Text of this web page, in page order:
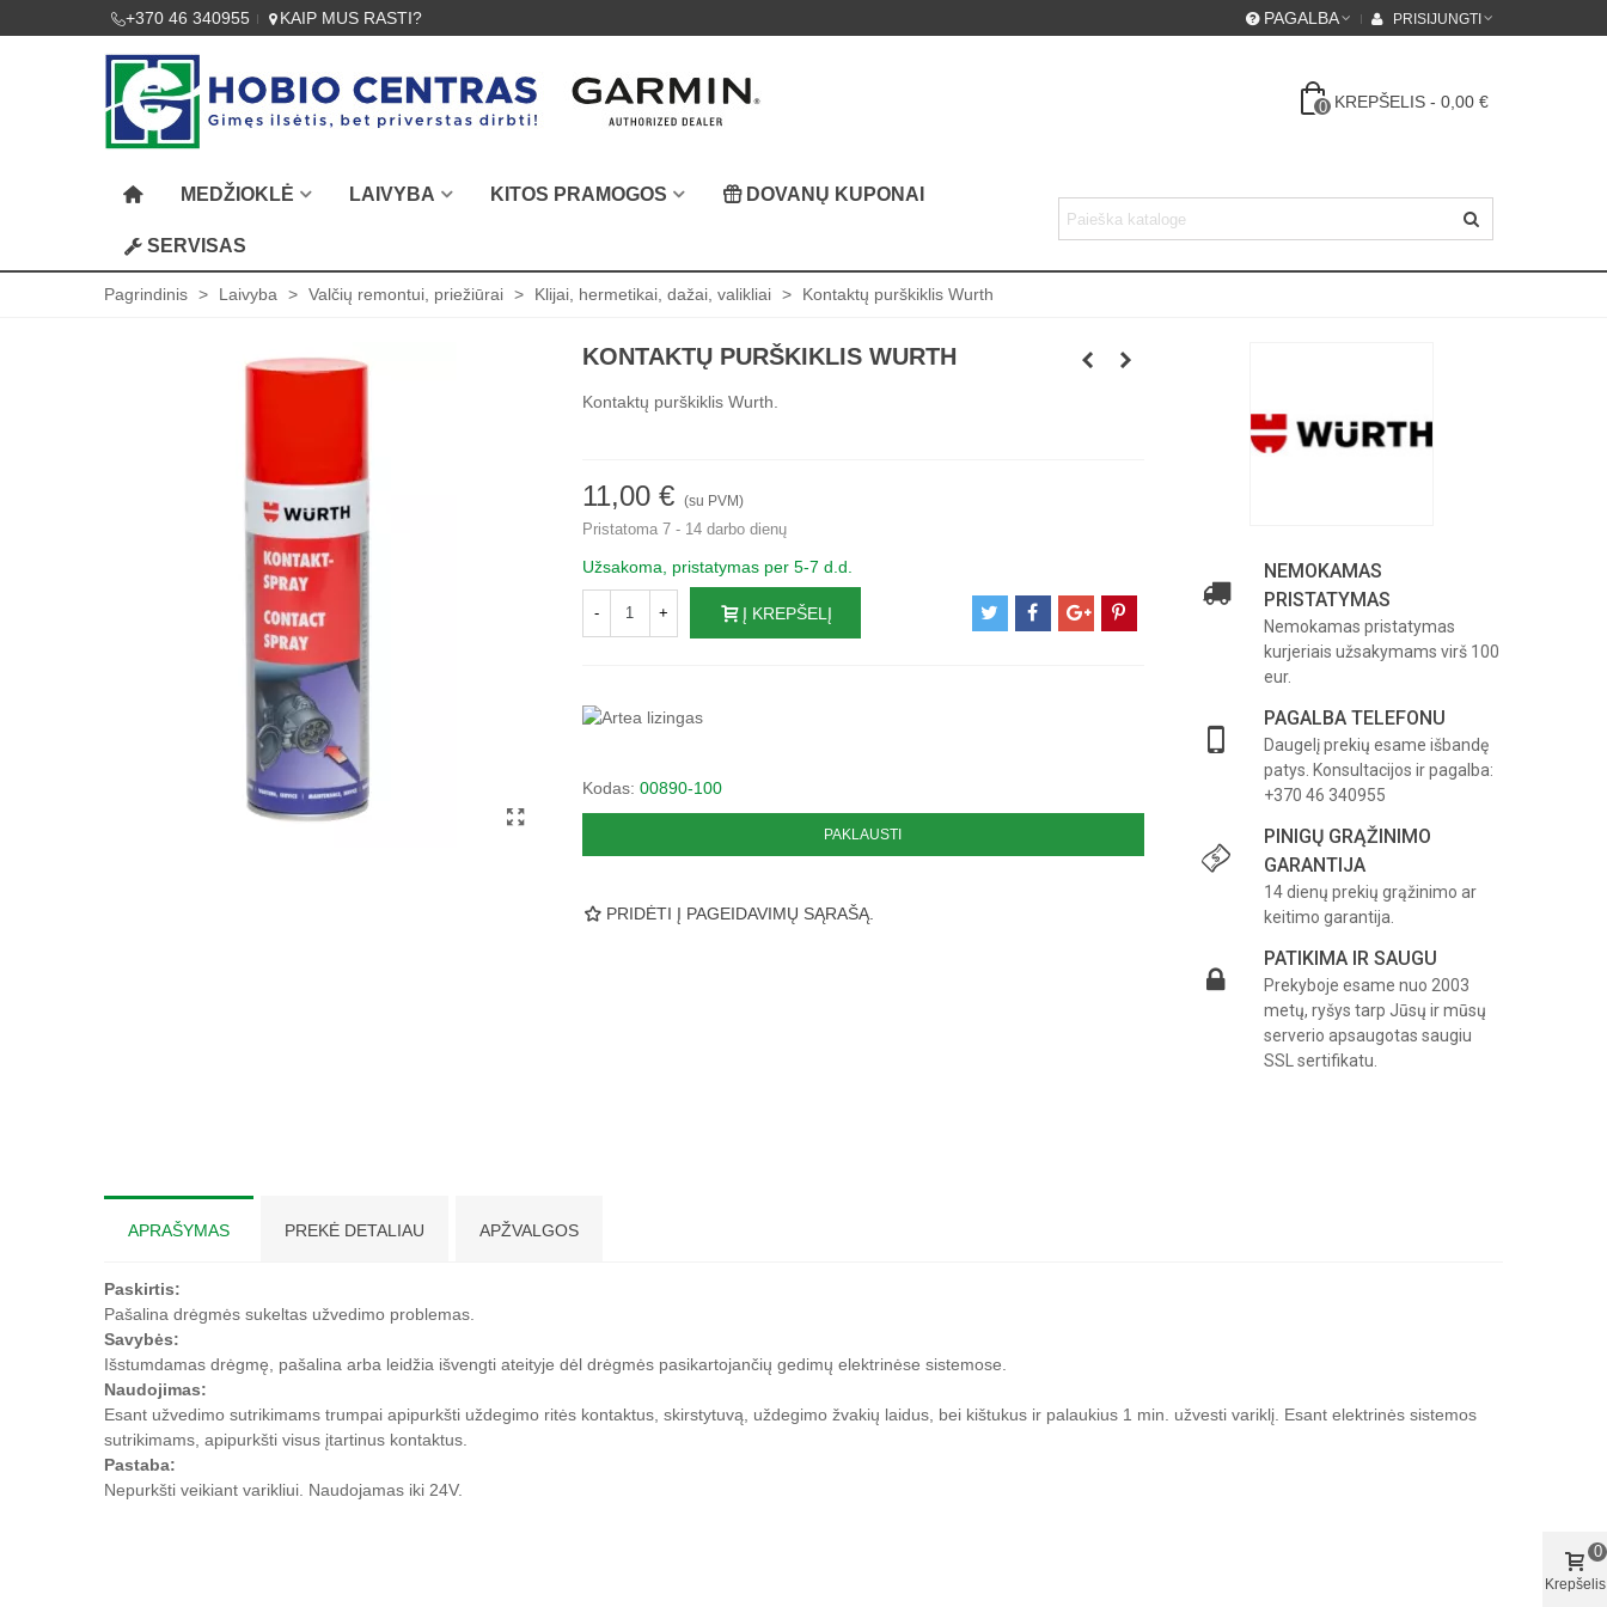
+370 46 340955 KAIP MUS RASTI? PAGALBA PRISIJUNGTI
0 KREPŠELIS - 0,00 €
MEDŽIOKLĖ LAIVYBA KITOS PRAMOGOS DOVANŲ KUPONAI
SERVISAS
Pagrindinis > Laivyba > Valčių remontui, priežiūrai > Klijai, hermetikai, dažai, valikliai > Kontaktų purškiklis Wurth
KONTAKTŲ PURŠKIKLIS WURTH
Kontaktų purškiklis Wurth.
11,00 € (su PVM)
Pristatoma 7 - 14 darbo dienų
Užsakoma, pristatymas per 5-7 d.d.
- + Į KREPŠELĮ
Kodas: 00890-100
PAKLAUSTI
PRIDĖTI Į PAGEIDAVIMŲ SĄRAŠĄ.
NEMOKAMAS
PRISTATYMAS
Nemokamas pristatymas
kurjeriais užsakymams virš 100
eur.
PAGALBA TELEFONU
Daugelį prekių esame išbandę
patys. Konsultacijos ir pagalba:
+370 46 340955
PINIGŲ GRĄŽINIMO
GARANTIJA
14 dienų prekių grąžinimo ar
keitimo garantija.
PATIKIMA IR SAUGU
Prekyboje esame nuo 2003
metų, ryšys tarp Jūsų ir mūsų
serverio apsaugotas saugiu
SSL sertifikatu.
APRAŠYMAS PREKĖ DETALIAU APŽVALGOS
Paskirtis:
Pašalina drėgmės sukeltas užvedimo problemas.
Savybės:
Išstumdamas drėgmę, pašalina arba leidžia išvengti ateityje dėl drėgmės pasikartojančių gedimų elektrinėse sistemose.
Naudojimas:
Esant užvedimo sutrikimams trumpai apipurkšti uždegimo ritės kontaktus, skirstytuvą, uždegimo žvakių laidus, bei kištukus ir palaukius 1 min. užvesti variklį. Esant elektrinės sistemos
sutrikimams, apipurkšti visus įtartinus kontaktus.
Pastaba:
Nepurkšti veikiant varikliui. Naudojamas iki 24V.
Krepšelis
0